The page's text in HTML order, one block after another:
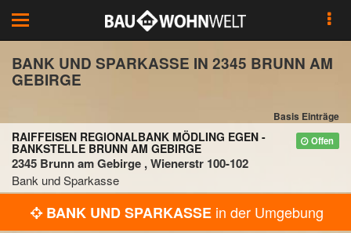
Toggle
navigation
BANK UND SPARKASSE IN 2345 BRUNN AM
GEBIRGE
Basis Einträge
Offen
RAIFFEISEN REGIONALBANK MÖDLING EGEN -
BANKSTELLE BRUNN AM GEBIRGE
2345 Brunn am Gebirge , Wienerstr 100-102
Bank und Sparkasse
BANK UND SPARKASSE in der Umgebung